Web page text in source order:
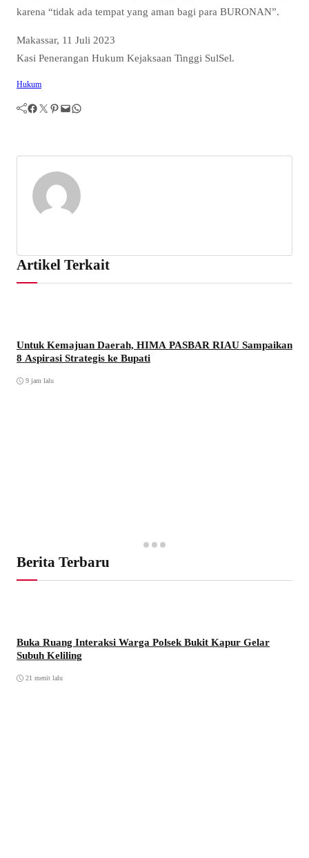
karena “tidak ada tempat yang aman bagi para BURONAN”.
Makassar, 11 Juli 2023
Kasi Penerangan Hukum Kejaksaan Tinggi SulSel.
Hukum
Facebook Twitter Pinterest Mail WhatsApp
Artikel Terkait
Untuk Kemajuan Daerah, HIMA PASBAR RIAU Sampaikan
8 Aspirasi Strategis ke Bupati
9 jam lalu
Berita Terbaru
Buka Ruang Interaksi Warga Polsek Bukit Kapur Gelar
Subuh Keliling
21 menit lalu